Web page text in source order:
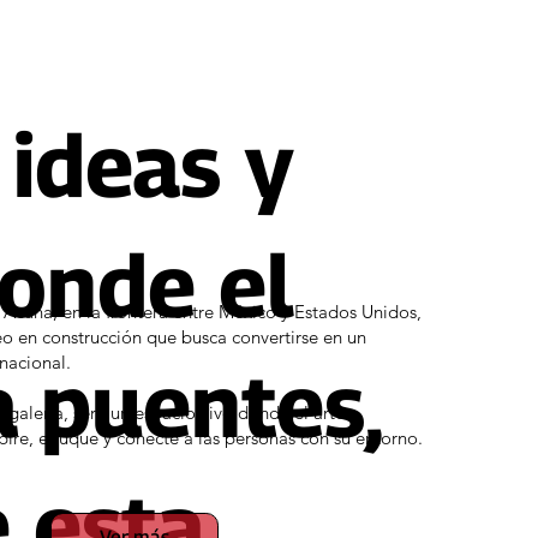
y
el
puentes,
en la frontera entre México y Estados Unidos,
en construcción que busca convertirse en un
galería, será un espacio vivo donde el arte
eduque y conecte a las personas con su entorno.